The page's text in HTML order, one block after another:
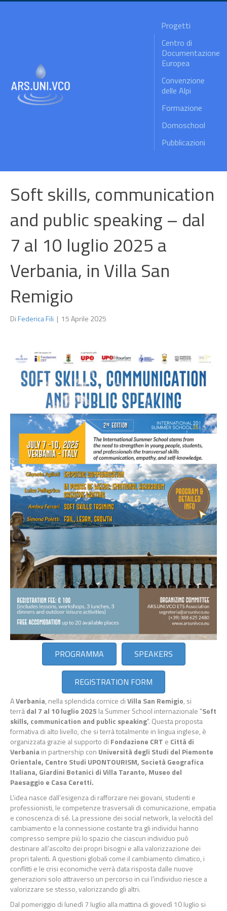
Progetti
Centro di
Documentazione
Europea
Convenzione
delle Alpi
Formazione
Domoschool
Pubblicazioni
Soft skills, communication
and public speaking – dal
7 al 10 luglio 2025 a
Verbania, in Villa San
Remigio
DiFederica Fili | 15 Aprile 2025
PROGRAMMA SPEAKERS
REGISTRATION FORM
AVerbania, nella splendida cornice diVilla San Remigio, si
terràdal 7 al 10 luglio 2025 la Summer School internazionale "Soft
skills, communication and public speaking". Questa proposta
formativa di alto livello, che si terrà totalmente in lingua inglese, è
organizzata grazie al supporto di Fondazione CRT e Città di
Verbaniain partnership con Università degli Studi del Piemonte
Orientale, Centro Studi UPONTOURISM, Società Geografica
Italiana, Giardini Botanici di Villa Taranto, Museo del
Paesaggio e Casa Ceretti.
L'idea nasce dall’esigenza di rafforzare nei giovani, studenti e
professionisti, le competenze trasversali di comunicazione, empatia
e conoscenza di sé. La pressione dei social network, la velocità del
cambiamento e la connessione costante tra gli individui hanno
compresso sempre più lo spazio che ciascun individuo può
destinare all’ascolto dei propri bisogni e alla valorizzazione dei
propri talenti. A questioni globali come il cambiamento climatico, i
conflitti e le crisi economiche verrà data risposta dalle nuove
generazioni solo attraverso un percorso in cui l’individuo riesce a
valorizzare se stesso, valorizzando gli altri.
Dal pomeriggio di lunedì 7 luglio alla mattina di giovedì 10 luglio si